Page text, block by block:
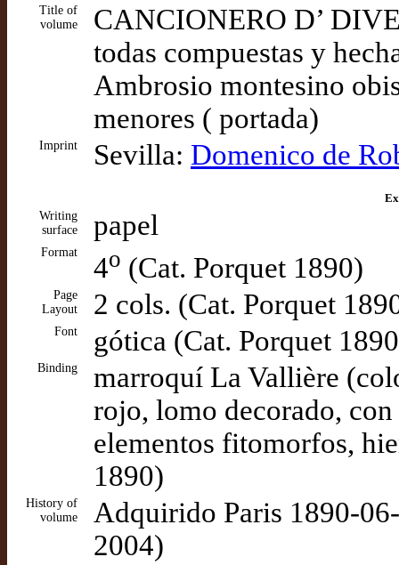
Title of
volume
CANCIONERO D’
todas compuestas y
Ambrosio montesino
menores ( portada)
Imprint Sevilla: Domenico de
Writing
surface
papel
Format 4o (Cat. Porquet 1890)
Page
Layout
2 cols. (Cat. Porquet
Font gótica (Cat. Porquet
Binding
marroquí La Vallière
rojo, lomo decorado,
elementos fitomorfos,
1890)
History of
volume
Adquirido Paris 1890-
2004)